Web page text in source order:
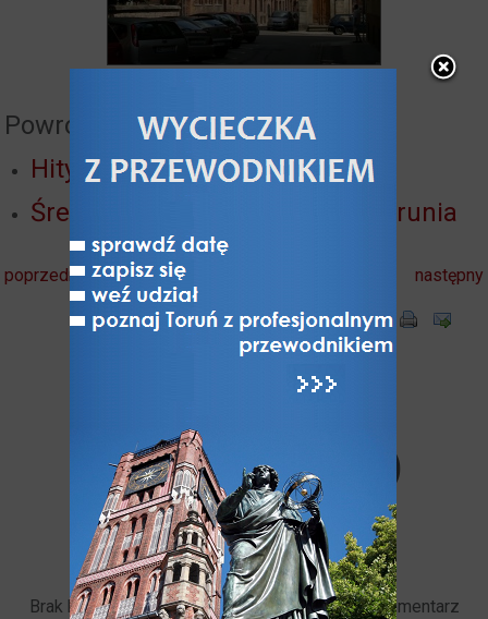
Powrót do:
Hity Torunia
Średniowieczne ulice i place Torunia
poprzedni następny
Komentarze
użytkowników (0)
Brak komentarzy. Bądź pierwszy - dodaj swój komentarz